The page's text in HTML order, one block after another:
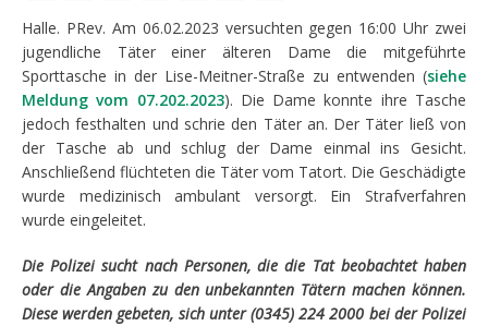
Halle. PRev. Am 06.02.2023 versuchten gegen 16:00 Uhr zwei
jugendliche Täter einer älteren Dame die mitgeführte
Sporttasche in der Lise-Meitner-Straße zu entwenden (siehe
Meldung vom 07.202.2023). Die Dame konnte ihre Tasche
jedoch festhalten und schrie den Täter an. Der Täter ließ von
der Tasche ab und schlug der Dame einmal ins Gesicht.
Anschließend flüchteten die Täter vom Tatort. Die Geschädigte
wurde medizinisch ambulant versorgt. Ein Strafverfahren
wurde eingeleitet.
Die Polizei sucht nach Personen, die die Tat beobachtet haben
oder die Angaben zu den unbekannten Tätern machen können.
Diese werden gebeten, sich unter (0345) 224 2000 bei der Polizei